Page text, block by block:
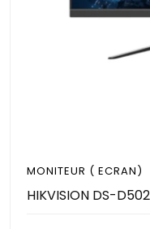
MONITEUR ( ECRAN)